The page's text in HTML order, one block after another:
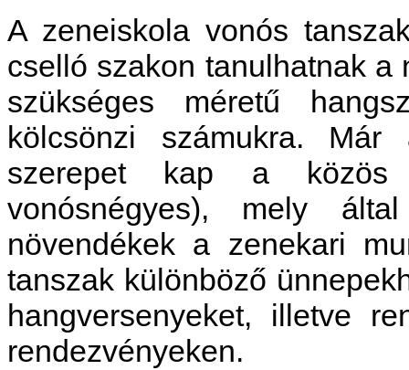
A zeneiskola vonós
cselló szakon tanulhatnak a
szükséges méretű
kölcsönzi számukra.
szerepet kap a közös
vonósnégyes), mely
növendékek a zenekari
tanszak különböző
hangversenyeket, illetve
rendezvényeken.